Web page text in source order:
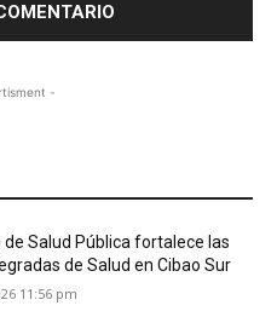
-
de Salud Pública fortalece las
de Salud en Cibao Sur
11:56 pm